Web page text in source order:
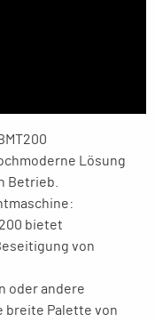
Lösung
Betrieb.
bietet
von
oder andere
breite Palette von